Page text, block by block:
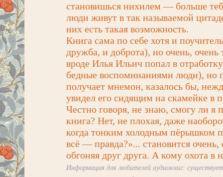
становишься нихилем — больше
люди живут в так называемой
них есть такая возможность.
Книга сама по себе хотя и
дружба, и доброта), но очень,
вроде Илья Ильич попал в
бедные воспоминаниями люди), но
получает мнемон, казалось бы,
увидел его сидящим на скамейке в
Честно говоря, не знаю, смогу ли я
книга? Нет, не плохая, даже
когда тонким холодным пёрышком
всё — правда?»... становится
обгоняя друг друга. А кому охота
Информация для любителей аудиокниг: